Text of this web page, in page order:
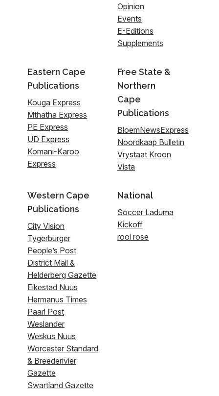
Opinion
Events
E-Editions
Supplements
Eastern Cape
Publications
Kouga Express
Mthatha Express
PE Express
UD Express
Komani-Karoo
Express
Free State &
Northern
Cape
Publications
BloemNewsExpress
Noordkaap Bulletin
Vrystaat Kroon
Vista
Western Cape
Publications
City Vision
Tygerburger
People’s Post
District Mail &
Helderberg Gazette
Eikestad Nuus
Hermanus Times
Paarl Post
Weslander
Weskus Nuus
Worcester Standard
& Breederivier
Gazette
Swartland Gazette
National
Soccer Laduma
Kickoff
rooi rose